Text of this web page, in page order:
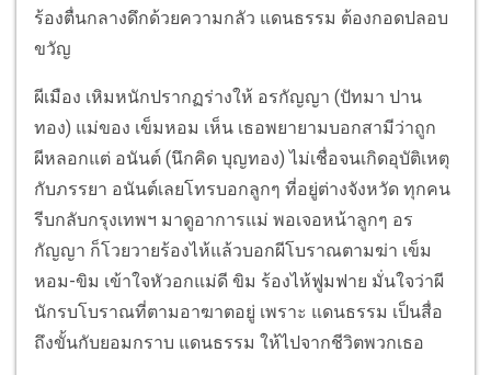
ร้องตื่นกลางดึกด้วยความกลัว แดนธรรม ต้องกอดปลอบ
ขวัญ
ผีเมือง เหิมหนักปรากฏร่างให้ อรกัญญา (ปัทมา ปาน
ทอง) แม่ของ เข็มหอม เห็น เธอพยายามบอกสามีว่าถูก
ผีหลอกแต่ อนันต์ (นึกคิด บุญทอง) ไม่เชื่อจนเกิดอุบัติเหตุ
กับภรรยา อนันต์เลยโทรบอกลูกๆ ที่อยู่ต่างจังหวัด ทุกคน
รีบกลับกรุงเทพฯ มาดูอาการแม่ พอเจอหน้าลูกๆ อร
กัญญา ก็โวยวายร้องไห้แล้วบอกผีโบราณตามฆ่า เข็ม
หอม-ขิม เข้าใจหัวอกแม่ดี ขิม ร้องไห้ฟูมฟาย มั่นใจว่าผี
นักรบโบราณที่ตามอาฆาตอยู่ เพราะ แดนธรรม เป็นสื่อ
ถึงขั้นกับยอมกราบ แดนธรรม ให้ไปจากชีวิตพวกเธอ